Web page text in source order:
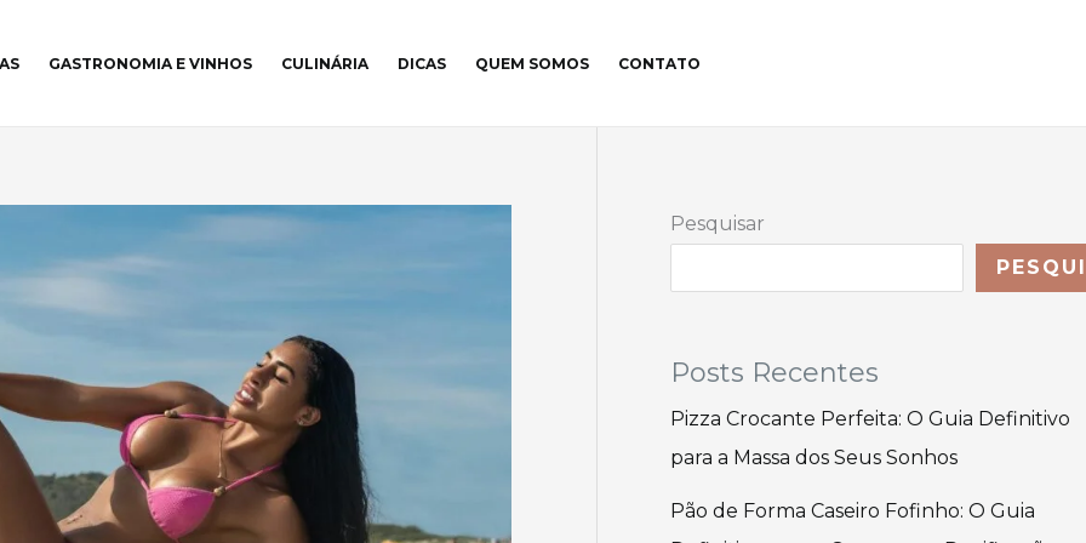
GASTRONOMIA E VINHOS CULINÁRIA DICAS QUEM SOMOS CONTATO
Pesquisar
Posts Recentes
Pizza Crocante Perfeita: O Guia Definitivo
para a Massa dos Seus Sonhos
Pão de Forma Caseiro Fofinho: O Guia